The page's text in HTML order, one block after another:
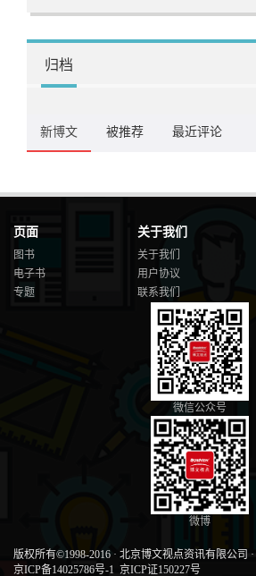
归档
新博文 被推荐 最近评论
页面
图书
电子书
专题
关于我们
关于我们
用户协议
联系我们
微信公众号
微博
版权所有©1998-2016 · 北京博文视点资讯有限公司 ·
京ICP备14025786号-1 京ICP证150227号